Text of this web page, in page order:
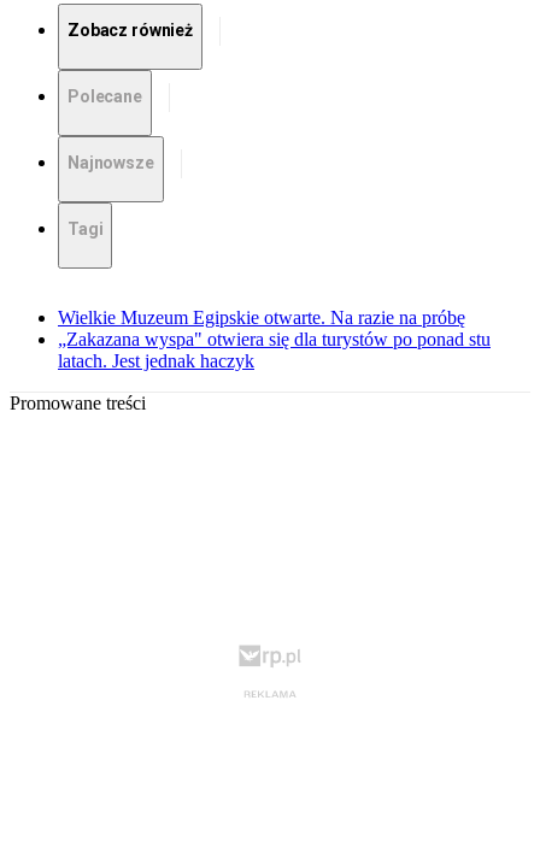
Zobacz również
Polecane
Najnowsze
Tagi
Wielkie Muzeum Egipskie otwarte. Na razie na próbę
„Zakazana wyspa" otwiera się dla turystów po ponad stu
latach. Jest jednak haczyk
Promowane treści